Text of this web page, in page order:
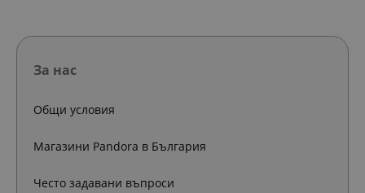
За нас
Общи условия
Магазини Pandora в България
Често задавани въпроси